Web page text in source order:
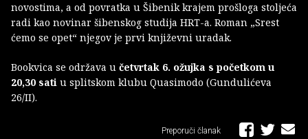
novostima, a od povratka u Šibenik krajem prošloga stoljeća
radi kao novinar šibenskog studija HRT-a. Roman „Srest
ćemo se opet“ njegov je prvi književni uradak.
Bookvica se održava u četvrtak 6. ožujka s početkom u
20,30 sati u splitskom klubu Quasimodo (Gundulićeva
26/II).
Preporuči članak